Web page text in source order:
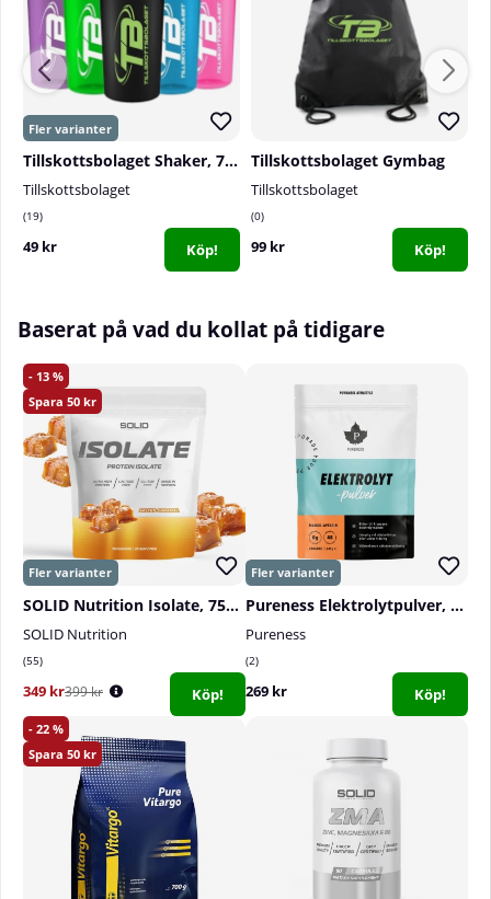
svalt och torrt.
Storlek:2x30g bar.
Tillskottsbolaget Shaker, 700 ml
Tillskottsbolaget
19
49 kr Köp!
Tillskottsbolaget Gymbag
Tillskottsbolaget
0
99 kr Köp!
Baserat på vad du kollat på tidigare
13
50
SOLID Nutrition Isolate, 750 g
SOLID Nutrition
55
349 kr399 kr Köp!
Pureness Elektrolytpulver, 240 g
Pureness
2
269 kr Köp!
22
50